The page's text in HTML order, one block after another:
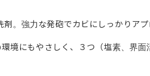
。強力な発砲でカビにしっかりアプ
境にもやさしく、３つ（塩素、界